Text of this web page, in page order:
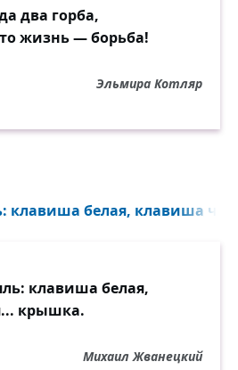
два горба,
жизнь — борьба!
Эльмира Котляр
клавиша белая, клавиша
клавиша белая,
крышка.
Михаил Жванецкий